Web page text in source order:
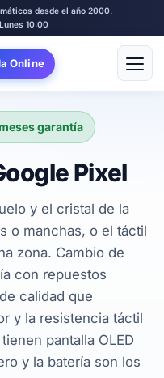
desde el año 2000.
10:00
Online Abrir
garantía
Pixel
y el cristal de la
o manchas, o el táctil
zona. Cambio de
con repuestos
calidad que
y la resistencia táctil
pantalla OLED
y la batería son los